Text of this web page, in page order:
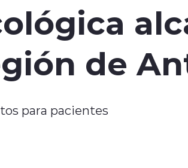
de
para pacientes